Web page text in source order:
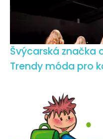
Švýcarská značka
Trendy móda pro